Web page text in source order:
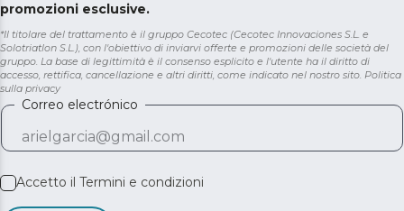
promozioni esclusive.
*Il titolare del trattamento è il gruppo Cecotec (Cecotec Innovaciones S.L. e
Solotriatlon S.L.), con l'obiettivo di inviarvi offerte e promozioni delle società del
gruppo. La base di legittimità è il consenso esplicito e l'utente ha il diritto di
accesso, rettifica, cancellazione e altri diritti, come indicato nel nostro sito. Politica
sulla privacy
Correo electrónico
Accetto il Termini e condizioni